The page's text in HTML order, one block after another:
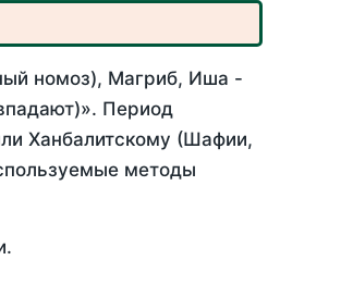
номоз), Магриб, Иша -
Период
Ханбалитскому (Шафии,
методы